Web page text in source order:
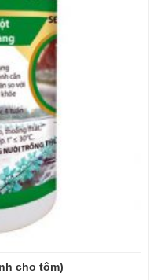
cho tôm)